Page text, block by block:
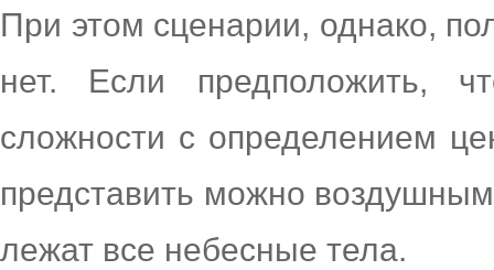
При этом сценарии, однако,
нет. Если предположить,
сложности с определением
представить можно
лежат все небесные тела.